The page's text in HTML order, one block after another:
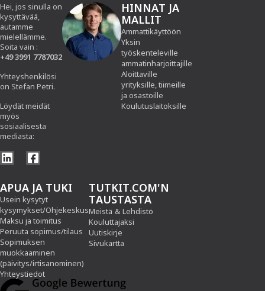
Hei, jos sinulla on
kysyttävää,
autamme
mielellämme.
Soita vain :
+49 3991 7787032
Yhteyshenkilösi
on Stefan Petri.
Löydät meidät
myös
sosiaalisesta
mediasta:
HINNAT JA
MALLIT
Ammattikäyttöön
Yksin
työskenteleville
ammatinharjoittajille
Aloittaville
yrityksille, tiimeille
ja osastoille
Koulutuslaitoksille
APUA JA TUKI
Usein kysytyt
kysymykset/Ohjekeskus
Maksu ja toimitus
Peruuta sopimus/tilaus
Sopimuksen
muokkaaminen
(päivitys/irtisanominen)
Yhteystiedot
TUTKIT.COM'N
TAUSTASTA
Meistä & Lehdistö
Kouluttajaksi
Uutiskirje
Sivukartta